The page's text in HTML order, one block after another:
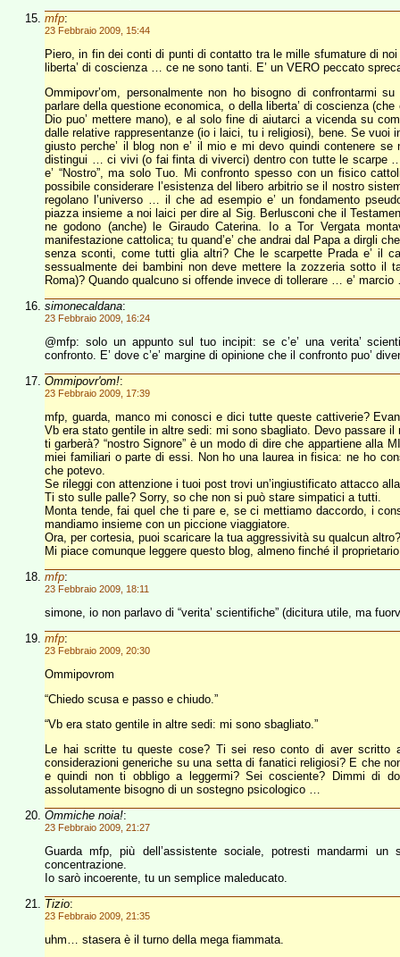
mfp:
23 Febbraio 2009, 15:44
Piero, in fin dei conti di punti di contatto tra le mille sfumature di
liberta’ di coscienza … ce ne sono tanti. E’ un VERO peccato
Ommipovr’om, personalmente non ho bisogno di confrontarmi
parlare della questione economica, o della liberta’ di coscienza
Dio puo’ mettere mano), e al solo fine di aiutarci a vicenda su
dalle relative rappresentanze (io i laici, tu i religiosi), bene. Se
giusto perche’ il blog non e’ il mio e mi devo quindi contenere
distingui … ci vivi (o fai finta di viverci) dentro con tutte le scarpe
e’ “Nostro”, ma solo Tuo. Mi confronto spesso con un fisico
possibile considerare l’esistenza del libero arbitrio se il nostro
regolano l’universo … il che ad esempio e’ un fondamento
piazza insieme a noi laici per dire al Sig. Berlusconi che il
ne godono (anche) le Giraudo Caterina. Io a Tor Vergata
manifestazione cattolica; tu quand’e’ che andrai dal Papa a dirgli
senza sconti, come tutti glia altri? Che le scarpette Prada e’ il
sessualmente dei bambini non deve mettere la zozzeria sotto il
Roma)? Quando qualcuno si offende invece di tollerare … e’
simonecaldana:
23 Febbraio 2009, 16:24
@mfp: solo un appunto sul tuo incipit: se c’e’ una verita’
confronto. E’ dove c’e’ margine di opinione che il confronto puo’
Ommipovr'om!:
23 Febbraio 2009, 17:39
mfp, guarda, manco mi conosci e dici tutte queste cattiverie?
Vb era stato gentile in altre sedi: mi sono sbagliato. Devo passare
ti garberà? “nostro Signore” è un modo di dire che appartiene alla
miei familiari o parte di essi. Non ho una laurea in fisica: ne ho
che potevo.
Se rileggi con attenzione i tuoi post trovi un’ingiustificato attacco
Ti sto sulle palle? Sorry, so che non si può stare simpatici a tutti.
Monta tende, fai quel che ti pare e, se ci mettiamo daccordo, i
mandiamo insieme con un piccione viaggiatore.
Ora, per cortesia, puoi scaricare la tua aggressività su qualcun altro?
Mi piace comunque leggere questo blog, almeno finché il
mfp:
23 Febbraio 2009, 18:11
simone, io non parlavo di “verita’ scientifiche” (dicitura utile, ma
mfp:
23 Febbraio 2009, 20:30
Ommipovrom
“Chiedo scusa e passo e chiudo.”
“Vb era stato gentile in altre sedi: mi sono sbagliato.”
Le hai scritte tu queste cose? Ti sei reso conto di aver
considerazioni generiche su una setta di fanatici religiosi? E che
e quindi non ti obbligo a leggermi? Sei cosciente? Dimmi di
assolutamente bisogno di un sostegno psicologico …
Ommiche noia!:
23 Febbraio 2009, 21:27
Guarda mfp, più dell’assistente sociale, potresti mandarmi
concentrazione.
Io sarò incoerente, tu un semplice maleducato.
Tizio:
23 Febbraio 2009, 21:35
uhm… stasera è il turno della mega fiammata.